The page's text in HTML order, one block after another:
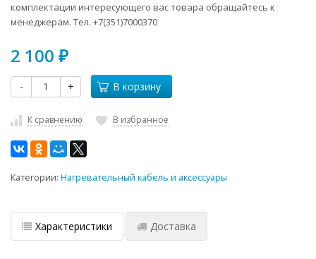
комплектации интересующего вас товара обращайтесь к
менеджерам. Тел. +7(351)7000370
2 100 ₽
- + В корзину
К сравнению В избранное
Категории: Нагревательный кабель и аксессуары
Характеристики Доставка